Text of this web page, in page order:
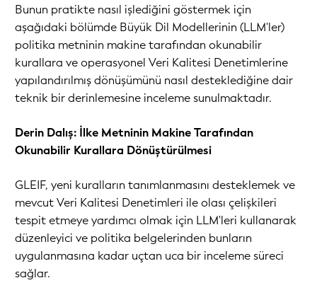
Bunun pratikte nasıl işlediğini göstermek için
aşağıdaki bölümde Büyük Dil Modellerinin (LLM'ler)
politika metninin makine tarafından okunabilir
kurallara ve operasyonel Veri Kalitesi Denetimlerine
yapılandırılmış dönüşümünü nasıl desteklediğine dair
teknik bir derinlemesine inceleme sunulmaktadır.
Derin Dalış: İlke Metninin Makine Tarafından
Okunabilir Kurallara Dönüştürülmesi
GLEIF, yeni kuralların tanımlanmasını desteklemek ve
mevcut Veri Kalitesi Denetimleri ile olası çelişkileri
tespit etmeye yardımcı olmak için LLM'leri kullanarak
düzenleyici ve politika belgelerinden bunların
uygulanmasına kadar uçtan uca bir inceleme süreci
sağlar.